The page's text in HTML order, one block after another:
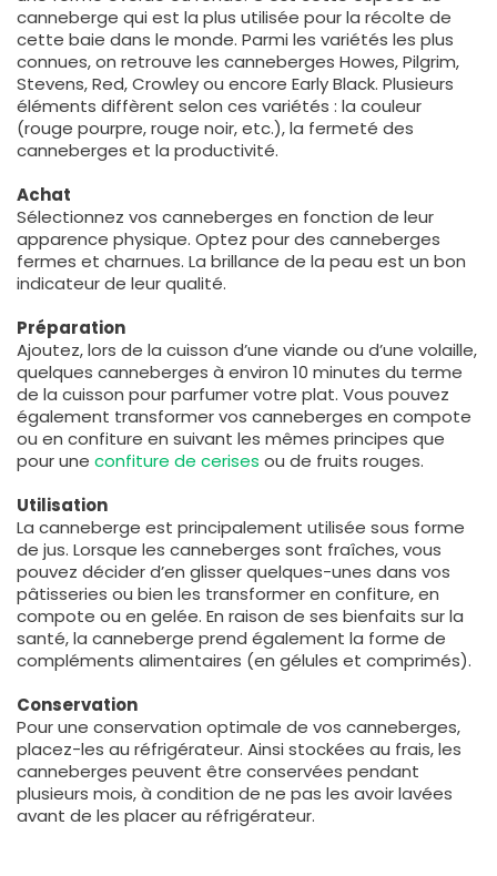
canneberge qui est la plus utilisée pour la récolte de
cette baie dans le monde. Parmi les variétés les plus
connues, on retrouve les canneberges Howes, Pilgrim,
Stevens, Red, Crowley ou encore Early Black. Plusieurs
éléments diffèrent selon ces variétés : la couleur
(rouge pourpre, rouge noir, etc.), la fermeté des
canneberges et la productivité.
Achat
Sélectionnez vos canneberges en fonction de leur
apparence physique. Optez pour des canneberges
fermes et charnues. La brillance de la peau est un bon
indicateur de leur qualité.
Préparation
Ajoutez, lors de la cuisson d’une viande ou d’une volaille,
quelques canneberges à environ 10 minutes du terme
de la cuisson pour parfumer votre plat. Vous pouvez
également transformer vos canneberges en compote
ou en confiture en suivant les mêmes principes que
pour une confiture de cerises ou de fruits rouges.
Utilisation
La canneberge est principalement utilisée sous forme
de jus. Lorsque les canneberges sont fraîches, vous
pouvez décider d’en glisser quelques-unes dans vos
pâtisseries ou bien les transformer en confiture, en
compote ou en gelée. En raison de ses bienfaits sur la
santé, la canneberge prend également la forme de
compléments alimentaires (en gélules et comprimés).
Conservation
Pour une conservation optimale de vos canneberges,
placez-les au réfrigérateur. Ainsi stockées au frais, les
canneberges peuvent être conservées pendant
plusieurs mois, à condition de ne pas les avoir lavées
avant de les placer au réfrigérateur.